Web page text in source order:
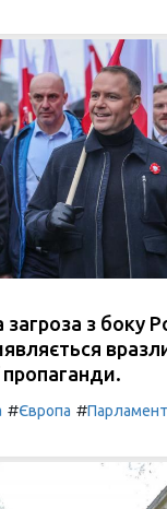
з боку
пропаганди.
#Європа #Парламент